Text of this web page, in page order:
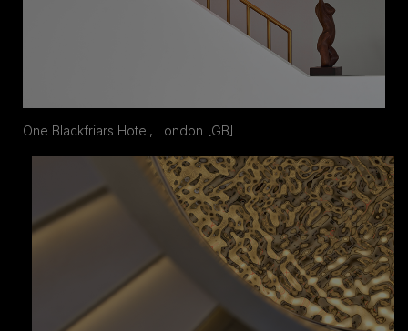
One Blackfriars Hotel, London [GB]